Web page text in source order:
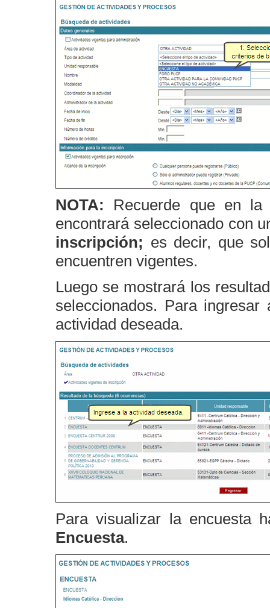
NOTA: Recuerde que en
encontrará seleccionado con
inscripción; es decir, que
encuentren vigentes.
Luego se mostrará los
seleccionados. Para
actividad deseada.
Para visualizar la encuesta
Encuesta.